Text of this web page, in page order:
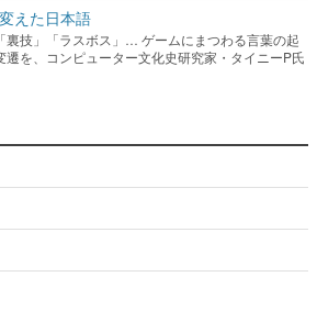
えた日本語
裏技」「ラスボス」… ゲームにまつわる言葉の起
遷を、コンピューター文化史研究家・タイニーP氏